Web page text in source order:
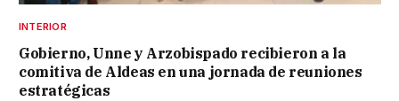
INTERIOR
Gobierno, Unne y Arzobispado recibieron a la
comitiva de Aldeas en una jornada de reuniones
estratégicas